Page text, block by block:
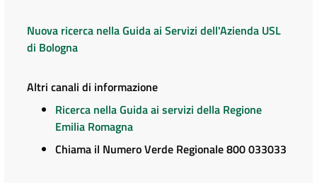
Nuova ricerca nella Guida ai Servizi dell'Azienda USL
di Bologna
Altri canali di informazione
Ricerca nella Guida ai servizi della Regione
Emilia Romagna
Chiama il Numero Verde Regionale 800 033033